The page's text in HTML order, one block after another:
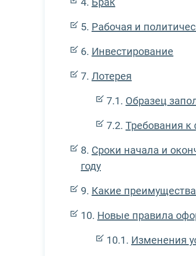
Рабочая и
Инвестирование
Лотерея
Образец
Требования к
Сроки начала и
году
Какие
Новые правила
Изменения